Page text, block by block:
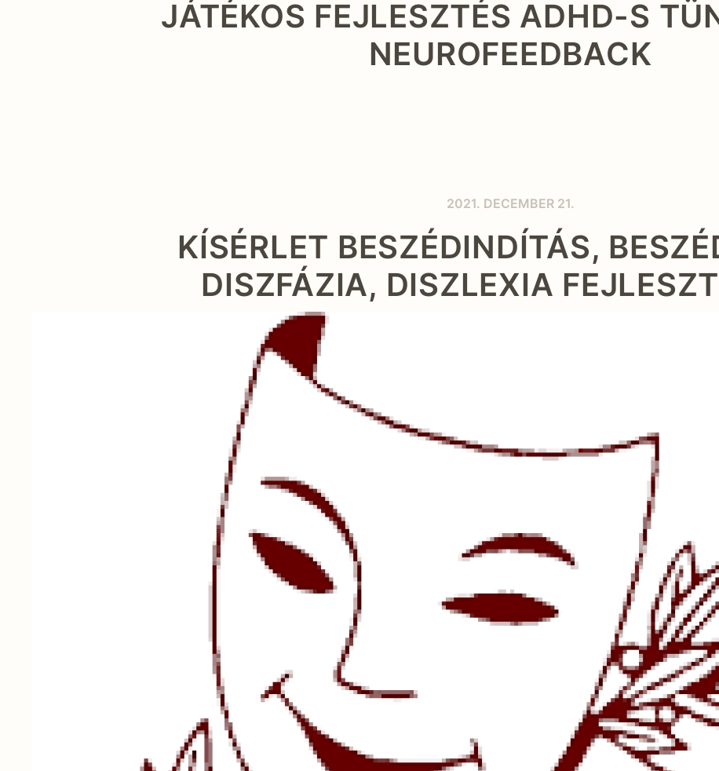
JÁTÉKOS FEJLESZTÉS ADHD-S
NEUROFEEDBACK
2021. DECEMBER 21.
KÍSÉRLET BESZÉDINDÍTÁS,
DISZFÁZIA, DISZLEXIA